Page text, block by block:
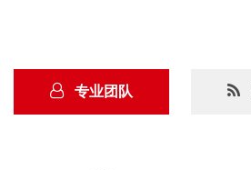
专业团队